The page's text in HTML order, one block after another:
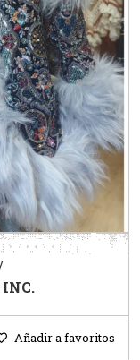
Añadir a favoritos